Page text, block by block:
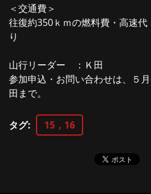
＜交通費＞
往復約350ｋｍの燃料費・高速
り
山行リーダー ：Ｋ田
参加申込・お問い合わせは、５
田まで。
タグ: 15，16